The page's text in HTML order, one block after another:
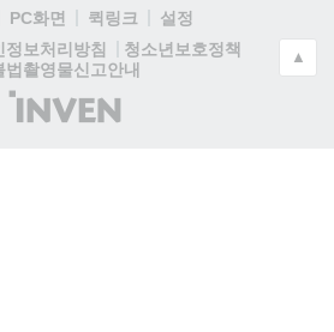
PC화면 퀵링크
설정
정보처리방침
청소년보호정책
법촬영물신고안내
(주)
인
▲